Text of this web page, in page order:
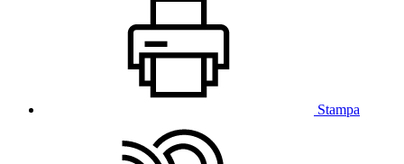
Stampa